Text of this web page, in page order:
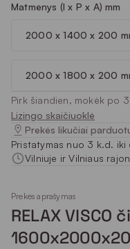
Matmenys (I x P x A) mm
2000 x 1400 x 200
2000 x 1800 x 200
Pirk šiandien, mokėk po
Lizingo skaičiuoklė
Prekės likučiai
Pristatymas nuo 3 k.d. iki
Vilniuje ir Vilniaus
Prekės aprašymas
RELAX VISCO